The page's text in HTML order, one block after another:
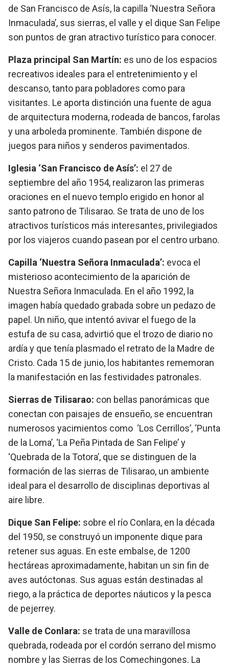
de San Francisco de Asís, la capilla ‘Nuestra Señora
Inmaculada’, sus sierras, el valle y el dique San Felipe
son puntos de gran atractivo turístico para conocer.
Plaza principal San Martín: es uno de los espacios
recreativos ideales para el entretenimiento y el
descanso, tanto para pobladores como para
visitantes. Le aporta distinción una fuente de agua
de arquitectura moderna, rodeada de bancos, farolas
y una arboleda prominente. También dispone de
juegos para niños y senderos pavimentados.
Iglesia ‘San Francisco de Asís’: el 27 de
septiembre del año 1954, realizaron las primeras
oraciones en el nuevo templo erigido en honor al
santo patrono de Tilisarao. Se trata de uno de los
atractivos turísticos más interesantes, privilegiados
por los viajeros cuando pasean por el centro urbano.
Capilla ‘Nuestra Señora Inmaculada’: evoca el
misterioso acontecimiento de la aparición de
Nuestra Señora Inmaculada. En el año 1992, la
imagen había quedado grabada sobre un pedazo de
papel. Un niño, que intentó avivar el fuego de la
estufa de su casa, advirtió que el trozo de diario no
ardía y que tenía plasmado el retrato de la Madre de
Cristo. Cada 15 de junio, los habitantes rememoran
la manifestación en las festividades patronales.
Sierras de Tilisarao: con bellas panorámicas que
conectan con paisajes de ensueño, se encuentran
numerosos yacimientos como ‘Los Cerrillos’, ‘Punta
de la Loma’, ‘La Peña Pintada de San Felipe’ y
‘Quebrada de la Totora’, que se distinguen de la
formación de las sierras de Tilisarao, un ambiente
ideal para el desarrollo de disciplinas deportivas al
aire libre.
Dique San Felipe: sobre el río Conlara, en la década
del 1950, se construyó un imponente dique para
retener sus aguas. En este embalse, de 1200
hectáreas aproximadamente, habitan un sin fin de
aves autóctonas. Sus aguas están destinadas al
riego, a la práctica de deportes náuticos y la pesca
de pejerrey.
Valle de Conlara: se trata de una maravillosa
quebrada, rodeada por el cordón serrano del mismo
nombre y las Sierras de los Comechingones. La